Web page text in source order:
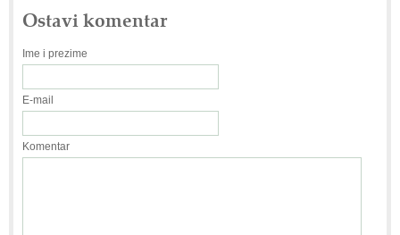
Ostavi komentar
Ime i prezime
E-mail
Komentar